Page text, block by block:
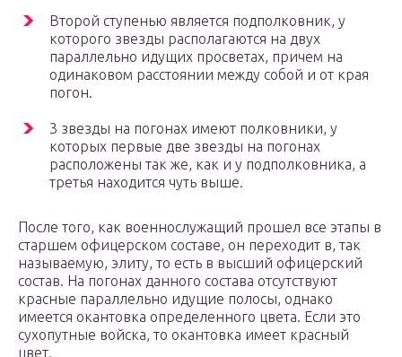
Второй ступенью является подполковник, у
которого звезды располагаются на двух
параллельно идущих просветах, причем на
одинаковом расстоянии между собой и от края
погон.
3 звезды на погонах имеют полковники, у
которых первые две звезды на погонах
расположены так же, как и у подполковника, а
третья находится чуть выше.
После того, как военнослужащий прошел все этапы в
старшем офицерском составе, он переходит в, так
называемую, элиту, то есть в высший офицерский
состав. На погонах данного состава отсутствуют
красные параллельно идущие полосы, однако
имеется окантовка определенного цвета. Если это
сухопутные войска, то окантовка имеет красный
цвет.